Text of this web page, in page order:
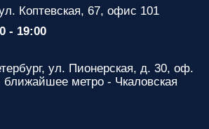
Коптевская, 67, офис 101
- 19:00
ул. Пионерская, д. 30, оф.
метро - Чкаловская